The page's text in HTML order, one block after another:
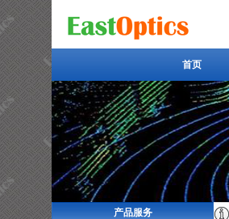
首页
首页
产品服务